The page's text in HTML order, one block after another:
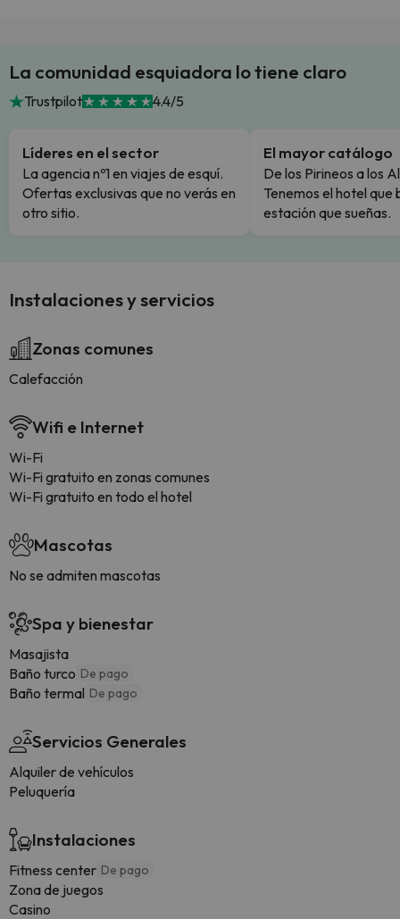
La comunidad esquiadora lo tiene claro
Trustpilot 4.4/5
Líderes en el sector
La agencia nº1 en viajes de esquí.
Ofertas exclusivas que no verás en
otro sitio.
El mayor catálogo
De los Pirineos a los
Tenemos el hotel que
estación que sueñas.
Instalaciones y servicios
Zonas comunes
Calefacción
Wifi e Internet
Wi-Fi
Wi-Fi gratuito en zonas comunes
Wi-Fi gratuito en todo el hotel
Mascotas
No se admiten mascotas
Spa y bienestar
Masajista
Baño turco De pago
Baño termal De pago
Servicios Generales
Alquiler de vehículos
Peluquería
Instalaciones
Fitness center De pago
Zona de juegos
Casino